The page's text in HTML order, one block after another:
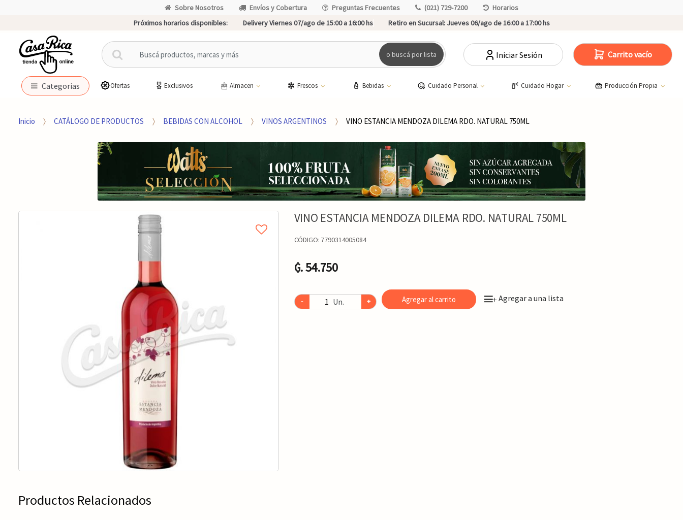
Sobre Nosotros Envíos y Cobertura Preguntas Frecuentes (021) 729-7200
Horarios
Próximos horarios disponibles:
Delivery Viernes 07/ago de 15:00 a 16:00 hs Retiro en Sucursal:Jueves 06/ago de 16:00 a 17:00 hs
B
u
c
p
r
:
o buscá por lista Iniciar Sesión Carrito vacío
Categorias Ofertas Exclusivos Almacen Frescos Bebidas Cuidado Personal Cuidado Hogar Producción Propia
Inicio CATÁLOGO DE PRODUCTOS BEBIDAS CON ALCOHOL VINOS ARGENTINOS VINO ESTANCIA MENDOZA DILEMA RDO. NATURAL 750ML
VINO ESTANCIA MENDOZA DILEMA RDO. NATURAL 750ML
CÓDIGO: 7790314005084
₲. 54.750
- Un. + Agregar al carrito +Agregar a una lista
Productos Relacionados